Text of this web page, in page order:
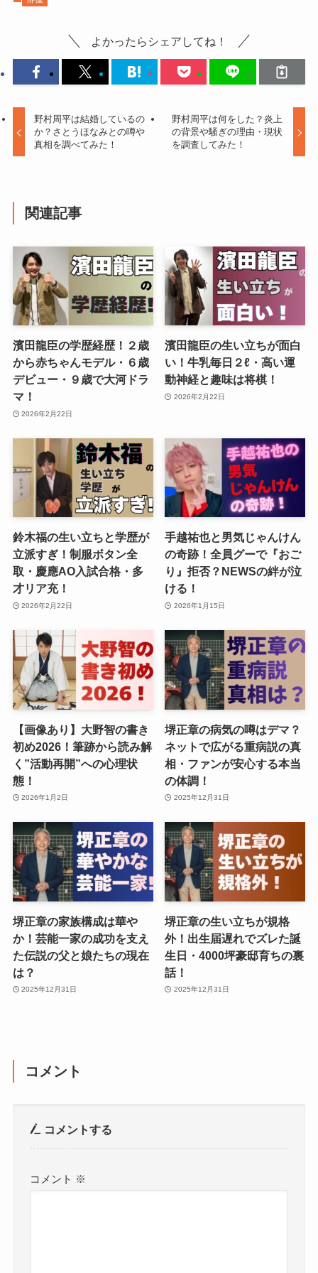
よかったらシェアしてね！
野村周平は結婚しているの
か？さとうほなみとの噂や
真相を調べてみた！
野村周平は何をした？炎上
の背景や騒ぎの理由・現状
を調査してみた！
関連記事
濱田龍臣の学歴経歴！２歳
から赤ちゃんモデル・６歳
デビュー・９歳で大河ドラ
マ！
2026年2月22日
濱田龍臣の生い立ちが面白
い！牛乳毎日２ℓ・高い運
動神経と趣味は将棋！
2026年2月22日
鈴木福の生い立ちと学歴が
立派すぎ！制服ボタン全
取・慶應AO入試合格・多
才リア充！
2026年2月22日
手越祐也と男気じゃんけん
の奇跡！全員グーで『おご
り』拒否？NEWSの絆が泣
ける！
2026年1月15日
【画像あり】大野智の書き
初め2026！筆跡から読み解
く”活動再開”への心理状
態！
2026年1月2日
堺正章の病気の噂はデマ？
ネットで広がる重病説の真
相・ファンが安心する本当
の体調！
2025年12月31日
堺正章の家族構成は華や
か！芸能一家の成功を支え
た伝説の父と娘たちの現在
は？
2025年12月31日
堺正章の生い立ちが規格
外！出生届遅れでズレた誕
生日・4000坪豪邸育ちの裏
話！
2025年12月31日
コメント
コメントする
コメント ※